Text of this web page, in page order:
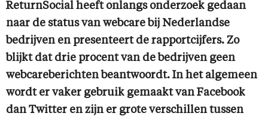
ReturnSocial heeft onlangs onderzoek gedaan
naar de status van webcare bij Nederlandse
bedrijven en presenteert de rapportcijfers. Zo
blijkt dat drie procent van de bedrijven geen
webcareberichten beantwoordt. In het algemeen
wordt er vaker gebruik gemaakt van Facebook
dan Twitter en zijn er grote verschillen tussen